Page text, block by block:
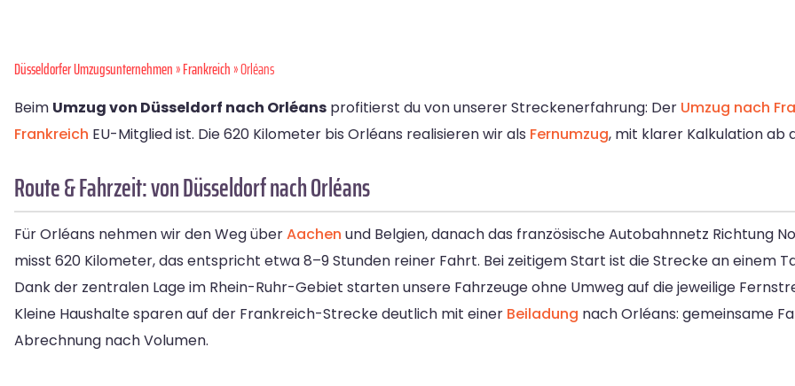
Düsseldorfer Umzugsunternehmen»Frankreich» Orléans
Beim Umzug von Düsseldorf nach Orléans profitierst du von unserer Streckenerfahrung: Der Umzug nach
Frankreich EU-Mitglied ist. Die 620 Kilometer bis Orléans realisieren wir als Fernumzug, mit klarer Kalkulation ab
Route & Fahrzeit: von Düsseldorf nach Orléans
Für Orléans nehmen wir den Weg überAachen und Belgien, danach das französische Autobahnnetz Richtung
misst 620 Kilometer, das entspricht etwa 8–9 Stunden reiner Fahrt. Bei zeitigem Start ist die Strecke an einem
Dank der zentralen Lage im Rhein-Ruhr-Gebiet starten unsere Fahrzeuge ohne Umweg auf die jeweilige
Kleine Haushalte sparen auf der Frankreich-Strecke deutlich mit einer Beiladung nach Orléans: gemeinsame
Abrechnung nach Volumen.